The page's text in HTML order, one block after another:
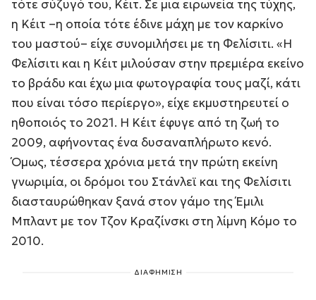
τότε σύζυγό του, Κέιτ. Σε μια ειρωνεία της τύχης,
η Κέιτ –η οποία τότε έδινε μάχη με τον καρκίνο
του μαστού– είχε συνομιλήσει με τη Φελίσιτι. «Η
Φελίσιτι και η Κέιτ μιλούσαν στην πρεμιέρα εκείνο
το βράδυ και έχω μια φωτογραφία τους μαζί, κάτι
που είναι τόσο περίεργο», είχε εκμυστηρευτεί ο
ηθοποιός το 2021. Η Κέιτ έφυγε από τη ζωή το
2009, αφήνοντας ένα δυσαναπλήρωτο κενό.
Όμως, τέσσερα χρόνια μετά την πρώτη εκείνη
γνωριμία, οι δρόμοι του Στάνλεϊ και της Φελίσιτι
διασταυρώθηκαν ξανά στον γάμο της Έμιλι
Μπλαντ με τον Τζον Κραζίνσκι στη λίμνη Κόμο το
2010.
ΔΙΑΦΗΜΙΣΗ